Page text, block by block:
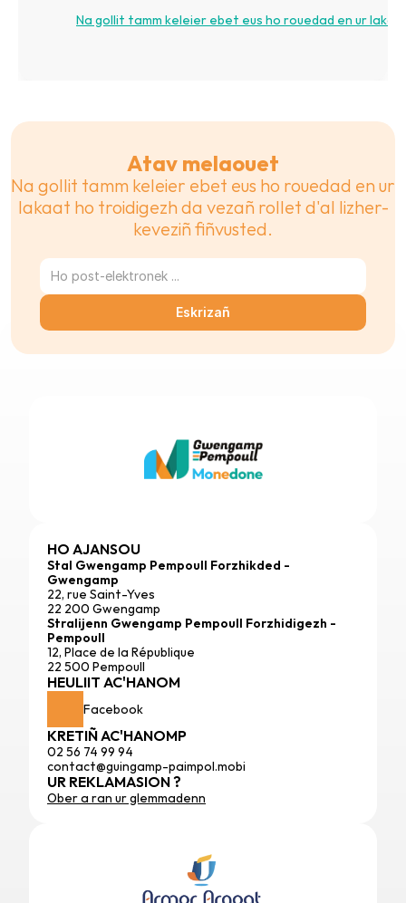
Na gollit tamm keleier ebet eus ho rouedad en ur
Atav melaouet
Na gollit tamm keleier ebet eus ho rouedad en ur
lakaat ho troidigezh da vezañ rollet d'al lizher-
keveziñ fiñvusted.
Eskrizañ
HO AJANSOU
Stal Gwengamp Pempoull Forzhikded -
Gwengamp
22, rue Saint-Yves
22 200 Gwengamp
Stralijenn Gwengamp Pempoull Forzhidigezh -
Pempoull
12, Place de la République
22 500 Pempoull
HEULIIT AC'HANOM
Facebook
KRETIÑ AC'HANOMP
02 56 74 99 94
contact@guingamp-paimpol.mobi
UR REKLAMASION ?
Ober a ran ur glemmadenn